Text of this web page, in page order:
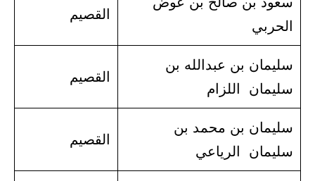
الحربي
القصيم
سليمان بن عبدالله بن
سليمان اللزام
القصيم
سليمان بن محمد بن
سليمان الرياعي
القصيم